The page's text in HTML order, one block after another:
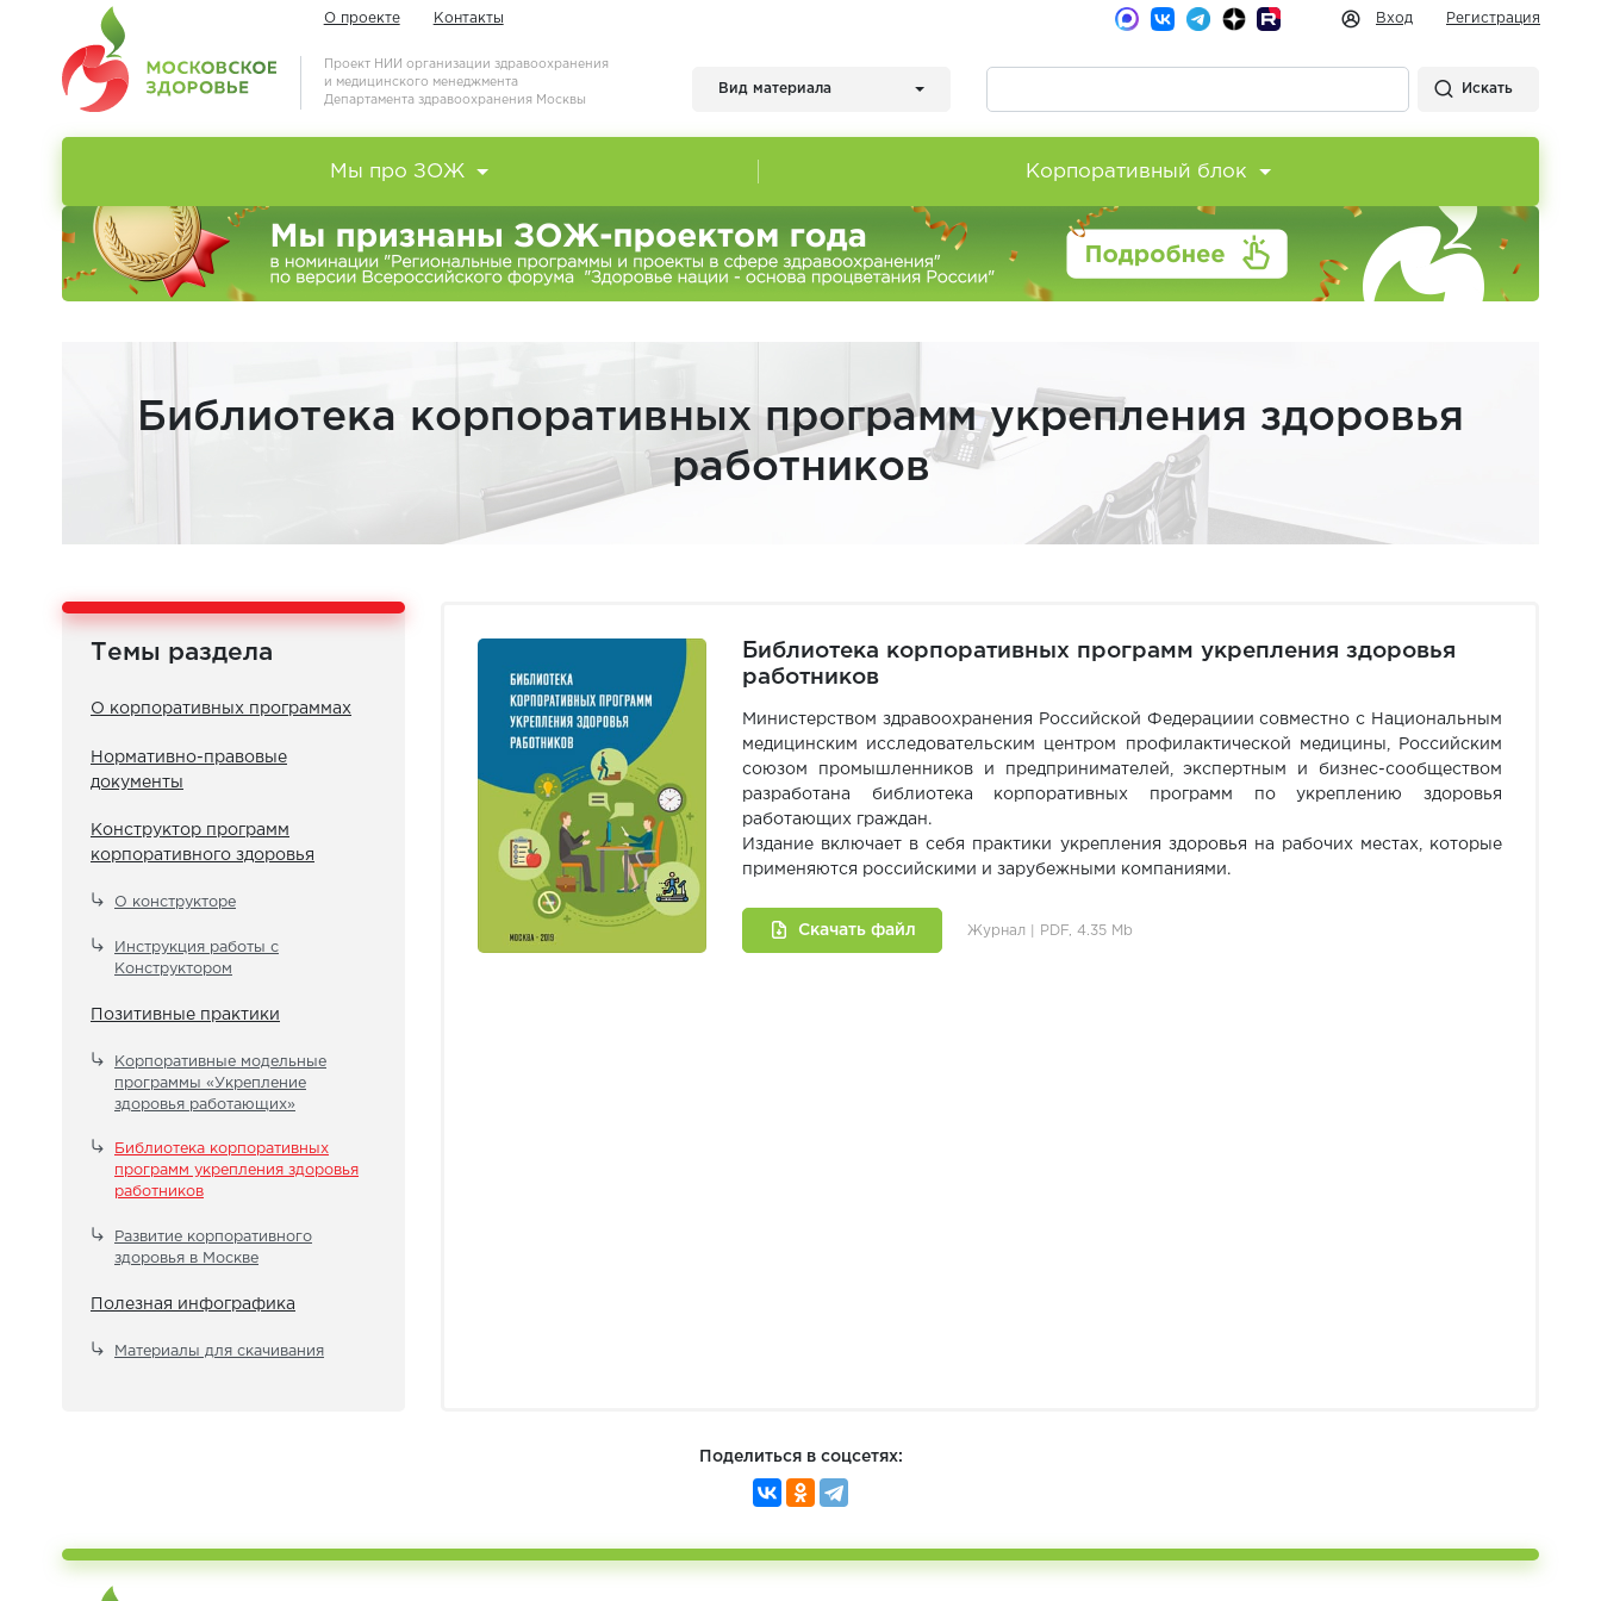
Проект НИИ организации здравоохранения
и медицинского менеджмента
Департамента здравоохранения Москвы
О проекте Контакты Вход Регистрация
Вид материала Искать
Мы про ЗОЖ Корпоративный блок
Библиотека корпоративных программ укрепления здоровья
работников
Темы раздела
О корпоративных программах
Нормативно-правовые
документы
Конструктор программ
корпоративного здоровья
О конструкторе
Инструкция работы с
Конструктором
Позитивные практики
Корпоративные модельные
программы «Укрепление
здоровья работающих»
Библиотека корпоративных
программ укрепления здоровья
работников
Развитие корпоративного
здоровья в Москве
Полезная инфографика
Материалы для скачивания
Библиотека корпоративных программ укрепления здоровья
работников
Министерством здравоохранения Российской Федерациии совместно с Национальным
медицинским исследовательским центром профилактической медицины, Российским
союзом промышленников и предпринимателей, экспертным и бизнес-сообществом
разработана библиотека корпоративных программ по укреплению здоровья
работающих граждан.
Издание включает в себя практики укрепления здоровья на рабочих местах, которые
применяются российскими и зарубежными компаниями.
Скачать файл Журнал | PDF, 4.35 Mb
Поделиться в соцсетях: